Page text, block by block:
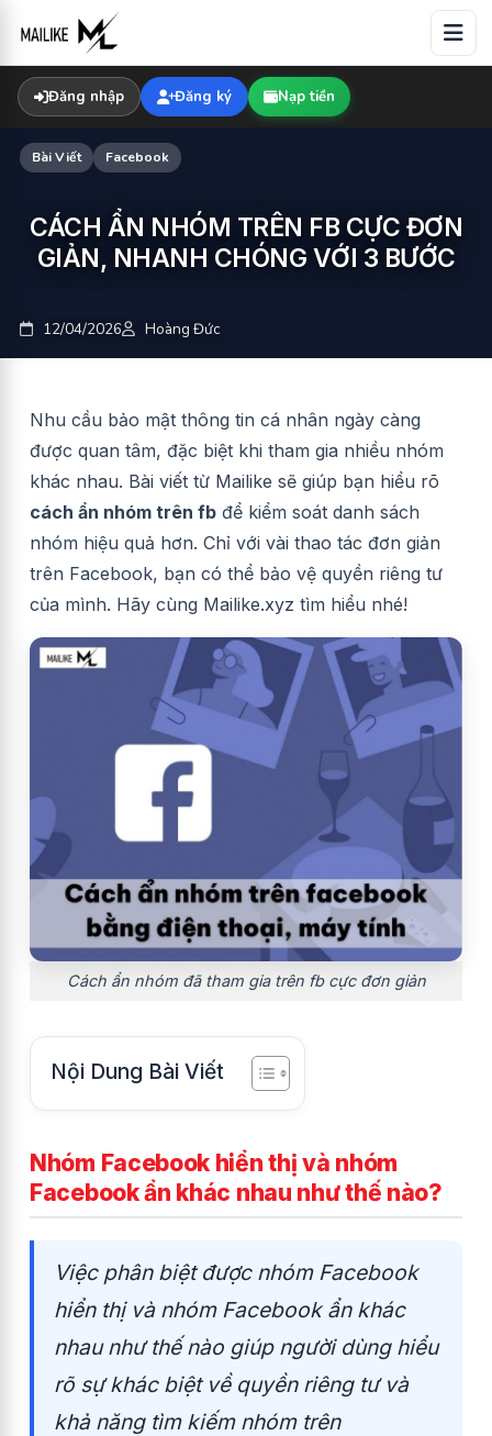
content
Đăng nhập Đăng ký Nạp tiền
Bài Viết Facebook
CÁCH ẨN NHÓM TRÊN FB CỰC ĐƠN
GIẢN, NHANH CHÓNG VỚI 3 BƯỚC
12/04/2026 Hoàng Đức
Nhu cầu bảo mật thông tin cá nhân ngày càng
được quan tâm, đặc biệt khi tham gia nhiều nhóm
khác nhau. Bài viết từ Mailike sẽ giúp bạn hiểu rõ
cách ẩn nhóm trên fb để kiểm soát danh sách
nhóm hiệu quả hơn. Chỉ với vài thao tác đơn giản
trên Facebook, bạn có thể bảo vệ quyền riêng tư
của mình. Hãy cùng Mailike.xyz tìm hiểu nhé!
Cách ẩn nhóm đã tham gia trên fb cực đơn giản
Nội Dung Bài Viết
Nhóm Facebook hiển thị và nhóm
Facebook ẩn khác nhau như thế nào?
Việc phân biệt được nhóm Facebook
hiển thị và nhóm Facebook ẩn khác
nhau như thế nào giúp người dùng hiểu
rõ sự khác biệt về quyền riêng tư và
khả năng tìm kiếm nhóm trên